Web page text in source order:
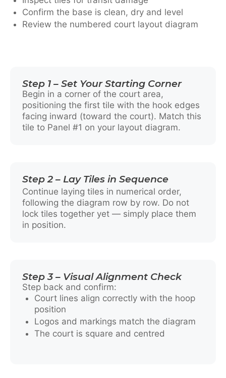
Confirm the base is clean, dry and level
Review the numbered court layout diagram
Step 1 – Set Your Starting Corner
Begin in a corner of the court area,
positioning the first tile with the hook edges
facing inward (toward the court). Match this
tile to Panel #1 on your layout diagram.
Step 2 – Lay Tiles in Sequence
Continue laying tiles in numerical order,
following the diagram row by row. Do not
lock tiles together yet — simply place them
in position.
Step 3 – Visual Alignment Check
Step back and confirm:
Court lines align correctly with the hoop
position
Logos and markings match the diagram
The court is square and centred